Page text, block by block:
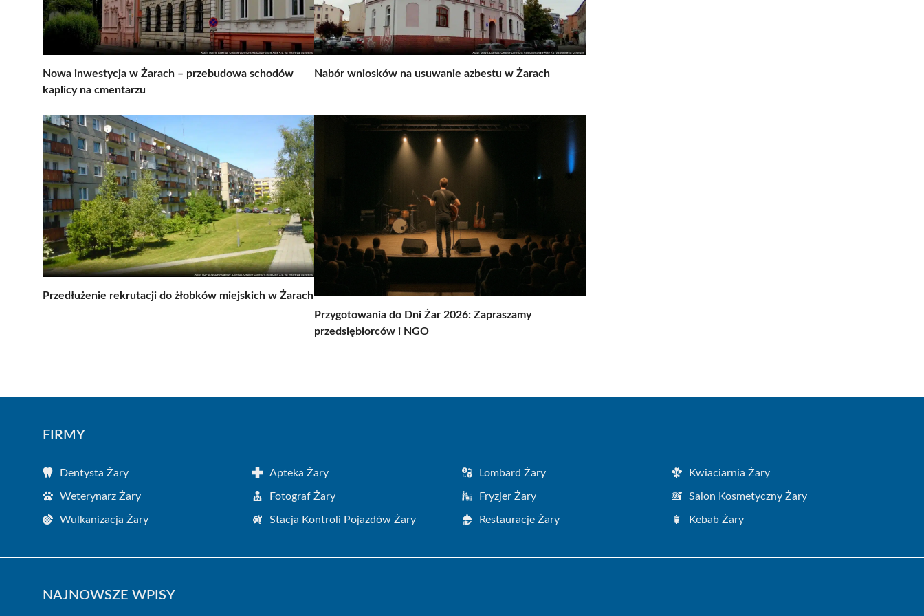
Nowa inwestycja w Żarach – przebudowa schodów
kaplicy na cmentarzu
Nabór wniosków na usuwanie azbestu w Żarach
Przedłużenie rekrutacji do żłobków miejskich w Żarach
Przygotowania do Dni Żar 2026: Zapraszamy
przedsiębiorców i NGO
FIRMY
Dentysta Żary Apteka Żary Lombard Żary Kwiaciarnia Żary
Weterynarz Żary Fotograf Żary Fryzjer Żary Salon Kosmetyczny Żary
Wulkanizacja Żary Stacja Kontroli Pojazdów Żary Restauracje Żary Kebab Żary
NAJNOWSZE WPISY